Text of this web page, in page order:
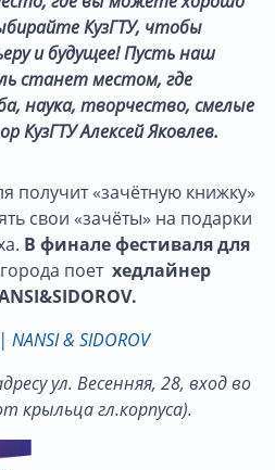
КузГТУ, чтобы
и будущее! Пусть наш
станет местом, где
наука, творчество, смелые
КузГТУ Алексей Яковлев.
получит «зачётную книжку»
свои «зачёты» на подарки
В финале фестиваля для
поет хедлайнер
& SIDOROV
ул. Весенняя, 28, вход во
крыльца гл.корпуса).